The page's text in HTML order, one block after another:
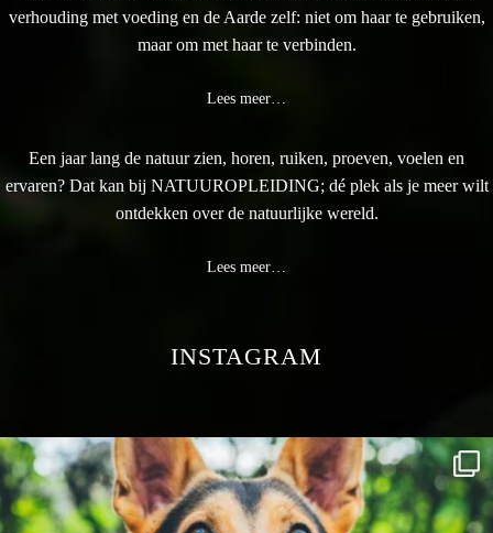
verhouding met voeding en de Aarde zelf: niet om haar te gebruiken,
maar om met haar te verbinden.
Lees meer…
Een jaar lang de natuur zien, horen, ruiken, proeven, voelen en
ervaren? Dat kan bij NATUUROPLEIDING; dé plek als je meer wilt
ontdekken over de natuurlijke wereld.
Lees meer…
INSTAGRAM